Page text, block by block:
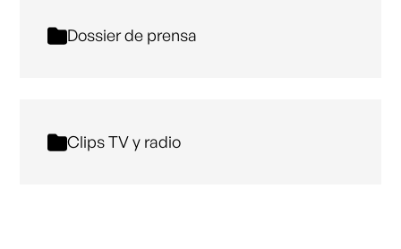
Dossier de prensa
Clips TV y radio